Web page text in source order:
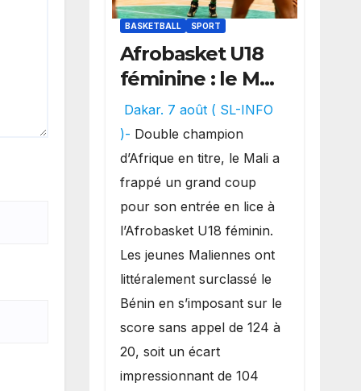
BASKETBALL SPORT
Afrobasket U18
féminine : le Mali
réalise un
véritable festival
offensif et
inflige une
lourde défaite
au Bénin.
Dakar. 7 août ( SL-INFO
)- Double champion
d’Afrique en titre, le Mali a
frappé un grand coup
pour son entrée en lice à
l’Afrobasket U18 féminin.
Les jeunes Maliennes ont
littéralement surclassé le
Bénin en s’imposant sur le
score sans appel de 124 à
20, soit un écart
impressionnant de 104